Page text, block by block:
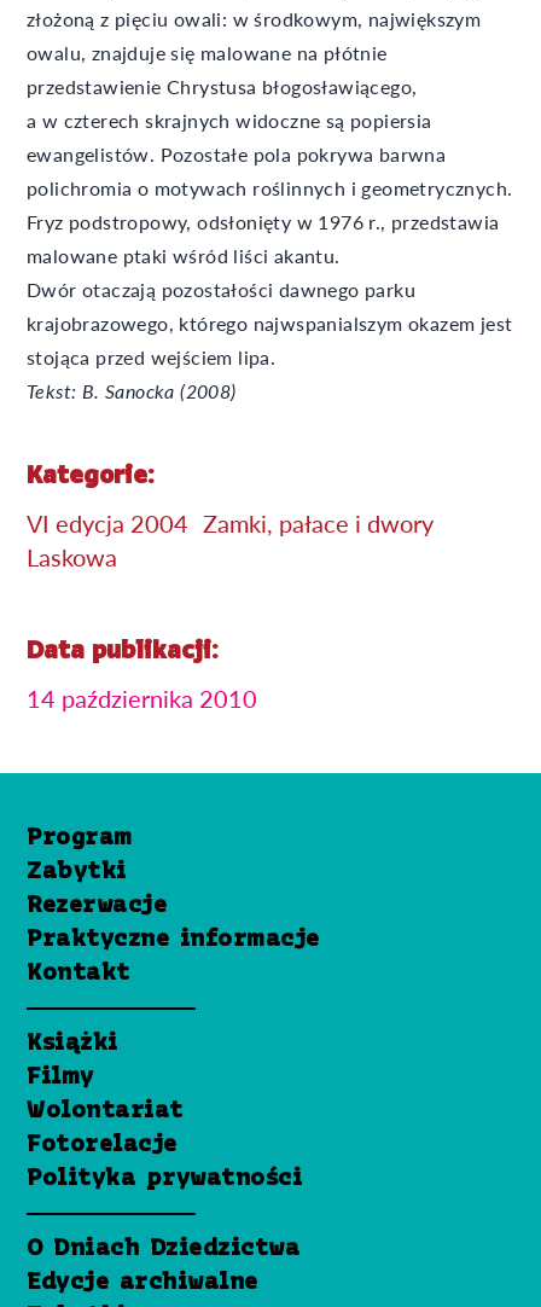
złożoną z pięciu owali: w środkowym, największym
owalu, znajduje się malowane na płótnie
przedstawienie Chrystusa błogosławiącego,
a w czterech skrajnych widoczne są popiersia
ewangelistów. Pozostałe pola pokrywa barwna
polichromia o motywach roślinnych i geometrycznych.
Fryz podstropowy, odsłonięty w 1976 r., przedstawia
malowane ptaki wśród liści akantu.
Dwór otaczają pozostałości dawnego parku
krajobrazowego, którego najwspanialszym okazem jest
stojąca przed wejściem lipa.
Tekst: B. Sanocka (2008)
Kategorie:
VI edycja 2004 Zamki, pałace i dwory
Laskowa
Data publikacji:
14 października 2010
Program
Zabytki
Rezerwacje
Praktyczne informacje
Kontakt
Książki
Filmy
Wolontariat
Fotorelacje
Polityka prywatności
O Dniach Dziedzictwa
Edycje archiwalne